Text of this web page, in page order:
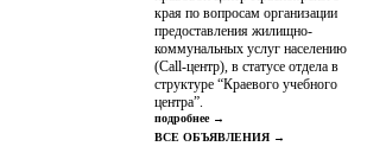
края по вопросам организации
предоставления жилищно-
коммунальных услуг населению
(Call-центр), в статусе отдела в
структуре “Краевого учебного
центра”.
подробнее →
ВСЕ ОБЪЯВЛЕНИЯ →